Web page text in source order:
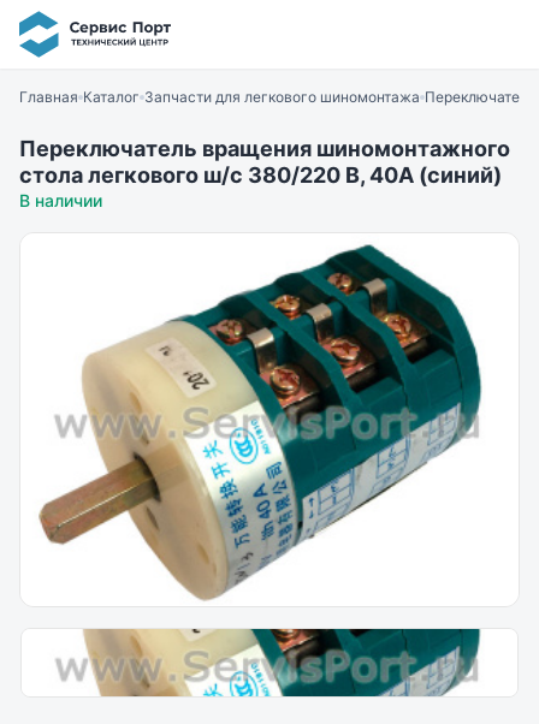
Главная Каталог Запчасти для легкового шиномонтажа
Переключатель вращения шиномонтажного
стола легкового ш/с 380/220 В, 40А (синий)
В наличии